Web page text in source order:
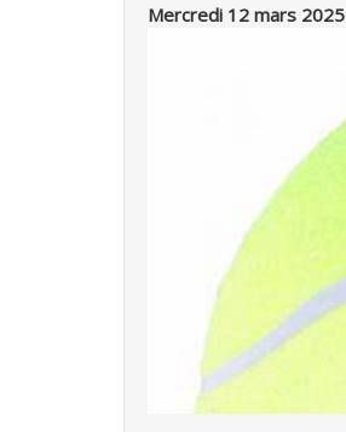
Mercredi 12 mars 2025